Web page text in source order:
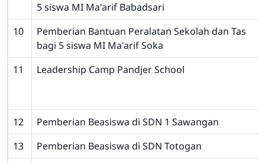
5 siswa MI Ma'arif Babadsari
10
Pemberian Bantuan Peralatan Sekolah dan Tas
bagi 5 siswa MI Ma'arif Soka
11
Leadership Camp Pandjer School
12
Pemberian Beasiswa di SDN 1 Sawangan
13
Pemberian Beasiswa di SDN Totogan